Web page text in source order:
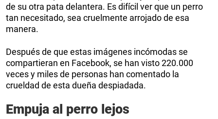
de su otra pata delantera. Es difícil ver que un perro
tan necesitado, sea cruelmente arrojado de esa
manera.
Después de que estas imágenes incómodas se
compartieran en Facebook, se han visto 220.000
veces y miles de personas han comentado la
crueldad de esta dueña despiadada.
Empuja al perro lejos